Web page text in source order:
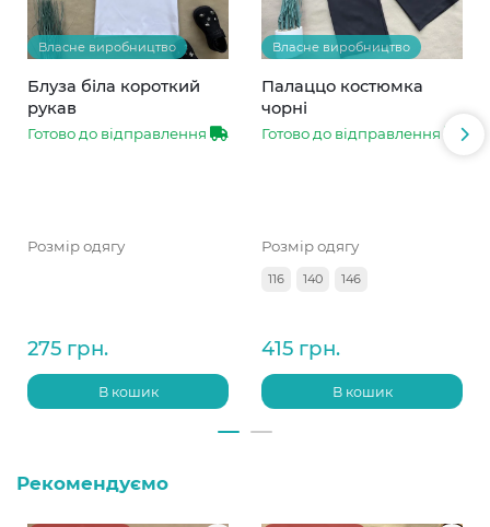
Власне виробництво
Блуза біла короткий
рукав
Готово до відправлення
Розмір одягу
275 грн.
В кошик
Власне виробництво
Палаццо костюмка
чорні
Готово до відправлення
Розмір одягу
116 140 146
415 грн.
В кошик
Рекомендуємо